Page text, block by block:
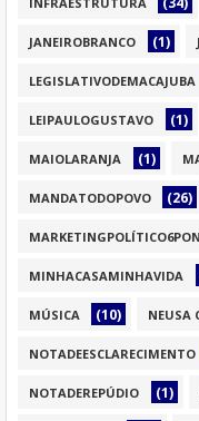
JANEIROBRANCO (1)
LEGISLATIVODEMACAJUBA
LEIPAULOGUSTAVO (1)
MAIOLARANJA (1)
MANDATODOPOVO (26)
MINHACASAMINHAVIDA
MÚSICA (10) NEUSA
NOTADEESCLARECIMENTO
NOTADEREPÚDIO (1)